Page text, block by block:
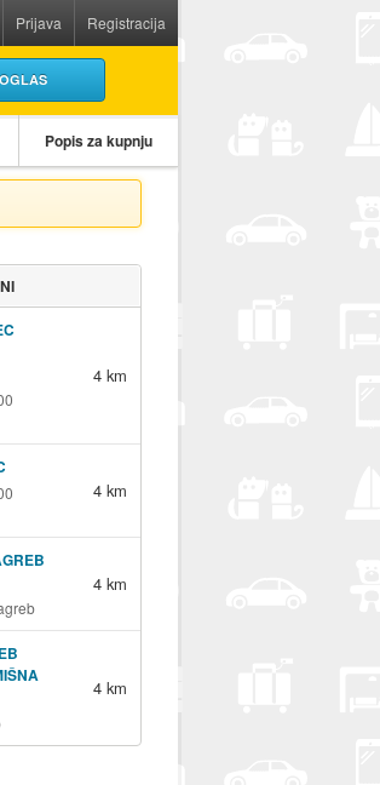
Prijava Registracija
Popis za kupnju
4 km
4 km
4 km
4 km